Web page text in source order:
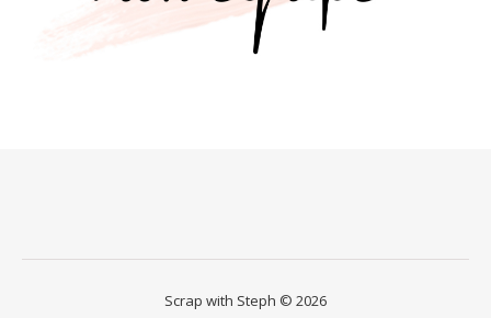
Scrap with Steph © 2026